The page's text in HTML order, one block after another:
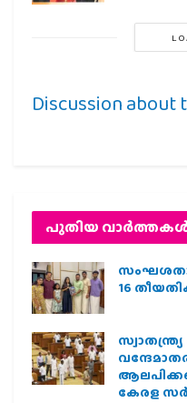
Discussion about
പുതിയ
16
കേരള